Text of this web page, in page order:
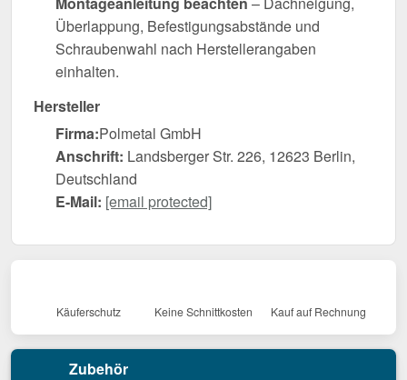
Überlappung, Befestigungsabstände und
Schraubenwahl nach Herstellerangaben
einhalten.
Hersteller
Firma:Polmetal GmbH
Anschrift: Landsberger Str. 226, 12623 Berlin,
Deutschland
E-Mail: [email protected]
Käuferschutz Keine Schnittkosten Kauf auf Rechnung
Zubehör